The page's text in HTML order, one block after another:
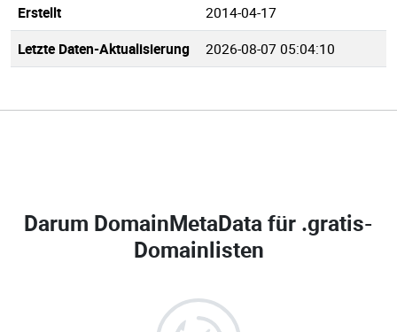
Erstellt
2014-04-17
Letzte Daten-Aktualisierung
2026-08-07 05:04:10
Darum DomainMetaData für .gratis-
Domainlisten